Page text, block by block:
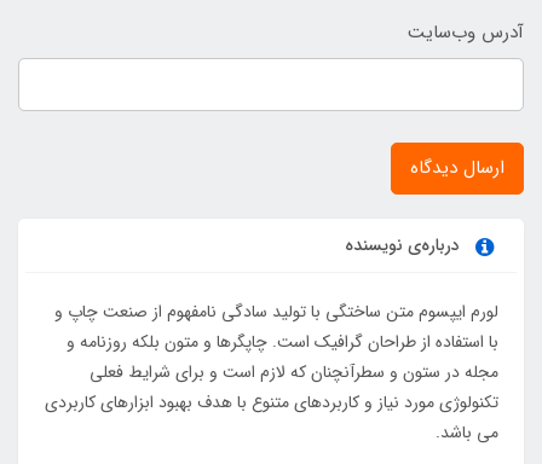
آدرس وب‌سایت
ارسال دیدگاه
درباره‌ی نویسنده
لورم ایپسوم متن ساختگی با تولید سادگی نامفهوم از صنعت چاپ و
با استفاده از طراحان گرافیک است. چاپگرها و متون بلکه روزنامه و
مجله در ستون و سطرآنچنان که لازم است و برای شرایط فعلی
تکنولوژی مورد نیاز و کاربردهای متنوع با هدف بهبود ابزارهای کاربردی
می باشد.